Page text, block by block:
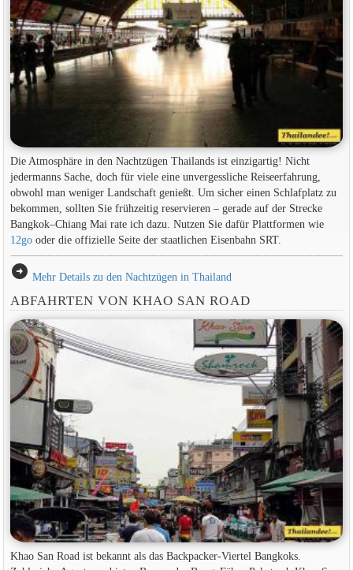
Die Atmosphäre in den Nachtzügen Thailands ist einzigartig! Nicht
jedermanns Sache, doch für viele eine unvergessliche Reiseerfahrung,
obwohl man weniger Landschaft genießt. Um sicher einen Schlafplatz zu
bekommen, sollten Sie frühzeitig reservieren – gerade auf der Strecke
Bangkok–Chiang Mai rate ich dazu. Nutzen Sie dafür Plattformen wie
12gooder die offizielle Seite der staatlichen Eisenbahn SRT.
arrow_circle_right Mehr Details zu den Nachtzügen in Thailand
ABFAHRTEN VON KHAO SAN ROAD
Khao San Road ist bekannt als das Backpacker-Viertel Bangkoks.